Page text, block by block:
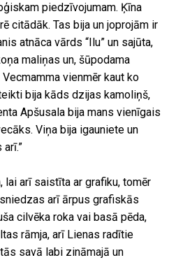
piedzīvojumam. Ķīna
citādāk. Tas bija un joprojām ir
atnāca vārds “Ilu” un sajūta,
maliņas un, šūpodama
vienmēr kaut ko
bija kāds dzijas kamoliņš,
Apšusala bija mans vienīgais
Viņa bija igauniete un
lai arī saistīta ar grafiku, tomēr
arī ārpus grafiskās
cilvēka roka vai basā pēda,
rāmja, arī Lienas radītie
savā labi zināmajā un